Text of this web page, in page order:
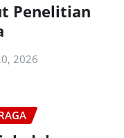
Penelitian
2026